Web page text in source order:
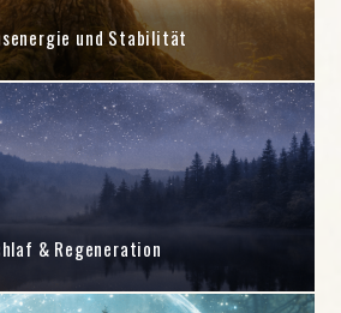
und Stabilität
& Regeneration